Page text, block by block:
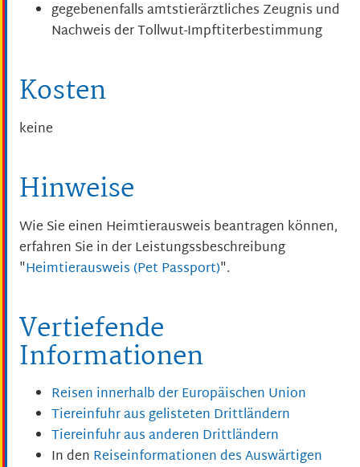
gegebenenfalls amtstierärztliches Zeugnis und
Nachweis der Tollwut-Impftiterbestimmung
Kosten
keine
Hinweise
Wie Sie einen Heimtierausweis beantragen können,
erfahren Sie in der Leistungssbeschreibung
"Heimtierausweis (Pet Passport)".
Vertiefende
Informationen
Reisen innerhalb der Europäischen Union
Tiereinfuhr aus gelisteten Drittländern
Tiereinfuhr aus anderen Drittländern
In den Reiseinformationen des Auswärtigen